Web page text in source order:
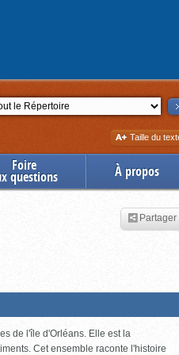
Augmenter
la
Taille du
Foire
questions À propos
Partager
de l'île d'Orléans. Elle est la
Cet ensemble raconte l'histoire